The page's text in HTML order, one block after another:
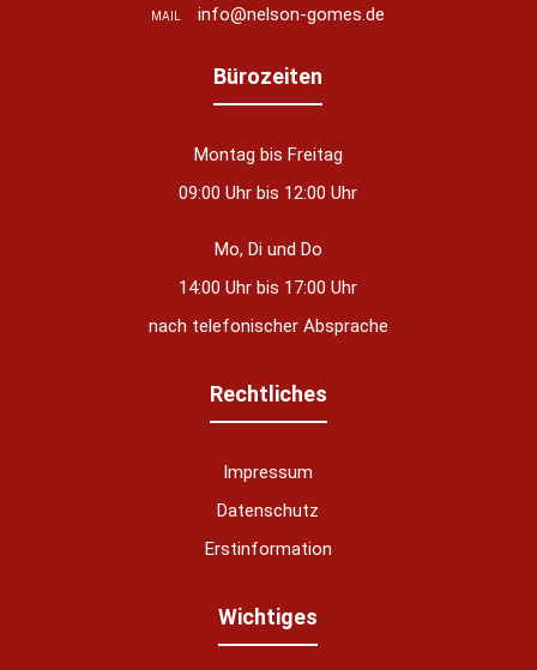
MAIL info@nelson-gomes.de
Bürozeiten
Montag bis Freitag
09:00 Uhr bis 12:00 Uhr
Mo, Di und Do
14:00 Uhr bis 17:00 Uhr
nach telefonischer Absprache
Rechtliches
Impressum
Datenschutz
Erstinformation
Wichtiges
alle verwendeten Cookies und